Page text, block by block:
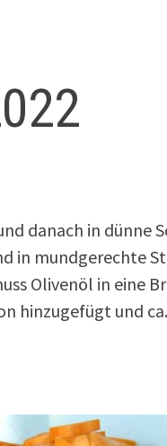
danach in dünne
in mundgerechte
Olivenöl in eine
hinzugefügt und